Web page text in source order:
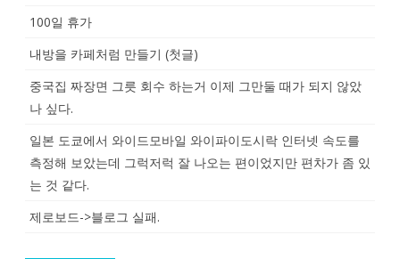
100일 휴가
내방을 카페처럼 만들기 (첫글)
중국집 짜장면 그릇 회수 하는거 이제 그만둘 때가 되지 않았
나 싶다.
일본 도쿄에서 와이드모바일 와이파이도시락 인터넷 속도를
측정해 보았는데 그럭저럭 잘 나오는 편이었지만 편차가 좀 있
는 것 같다.
제로보드->블로그 실패.